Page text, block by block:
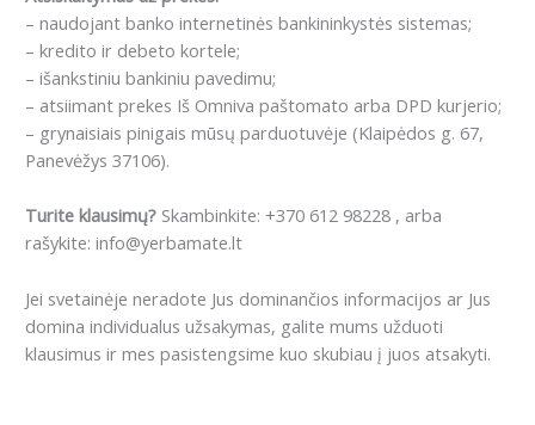
– naudojant banko internetinės bankininkystės sistemas;
– kredito ir debeto kortele;
– išankstiniu bankiniu pavedimu;
– atsiimant prekes Iš Omniva paštomato arba DPD kurjerio;
– grynaisiais pinigais mūsų parduotuvėje (Klaipėdos g. 67,
Panevėžys 37106).
Turite klausimų? Skambinkite: +370 612 98228 , arba
rašykite: info@yerbamate.lt
Jei svetainėje neradote Jus dominančios informacijos ar Jus
domina individualus užsakymas, galite mums užduoti
klausimus ir mes pasistengsime kuo skubiau į juos atsakyti.